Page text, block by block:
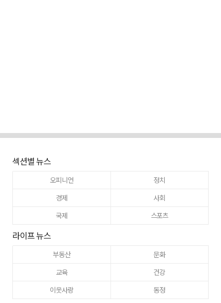
섹션별 뉴스
오피니언
정치
경제
사회
국제
스포츠
라이프 뉴스
부동산
문화
교육
건강
이웃사랑
동정